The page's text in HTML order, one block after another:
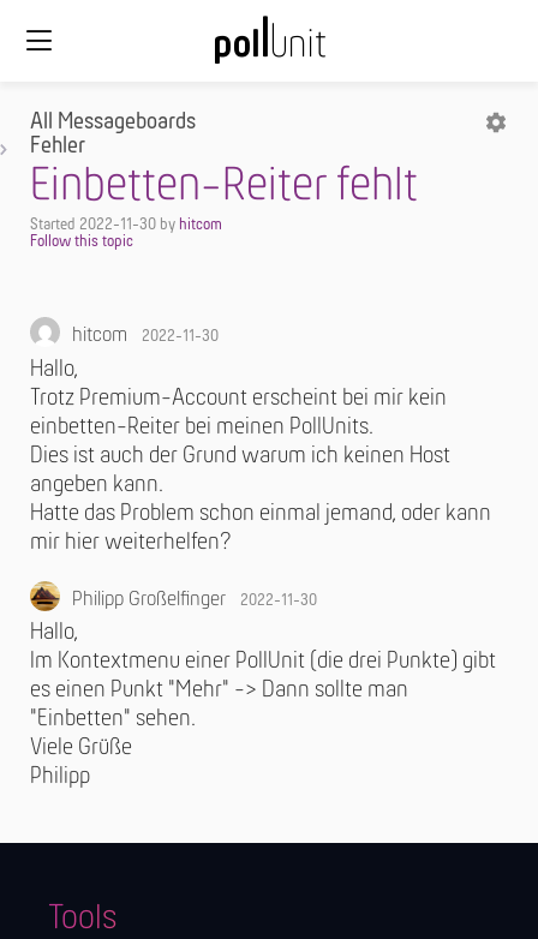
All Messageboards
Fehler
Einbetten-Reiter fehlt
Started 2022-11-30 by hitcom
hitcom 2022-11-30
Hallo,
Trotz Premium-Account erscheint bei mir kein
einbetten-Reiter bei meinen PollUnits.
Dies ist auch der Grund warum ich keinen Host
angeben kann.
Hatte das Problem schon einmal jemand, oder kann
mir hier weiterhelfen?
Philipp Großelfinger 2022-11-30
Hallo,
Im Kontextmenu einer PollUnit (die drei Punkte) gibt
es einen Punkt "Mehr" -> Dann sollte man
"Einbetten" sehen.
Viele Grüße
Philipp
Tools